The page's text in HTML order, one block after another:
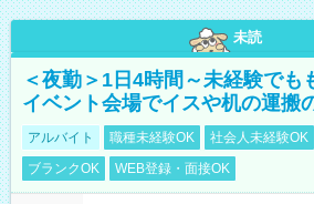
未読
＜夜勤＞1日4時間～未経験でも
イベント会場でイスや机の運搬
アルバイト 職種未経験OK 社会人未経験OK
ブランクOK
WEB登録・面接OK